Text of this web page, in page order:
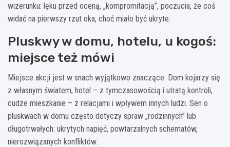
wizerunku: lęku przed oceną, „kompromitacją”, poczucia, że coś
widać na pierwszy rzut oka, choć miało być ukryte.
Pluskwy w domu, hotelu, u kogoś:
miejsce też mówi
Miejsce akcji jest w snach wyjątkowo znaczące. Dom kojarzy się
z własnym światem, hotel – z tymczasowością i utratą kontroli,
cudze mieszkanie – z relacjami i wpływem innych ludzi. Sen o
pluskwach w domu często dotyczy spraw „rodzinnych” lub
długotrwałych: ukrytych napięć, powtarzalnych schematów,
nierozwiązanych konfliktów.